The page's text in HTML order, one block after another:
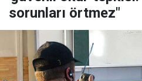
sorunları örtmez"